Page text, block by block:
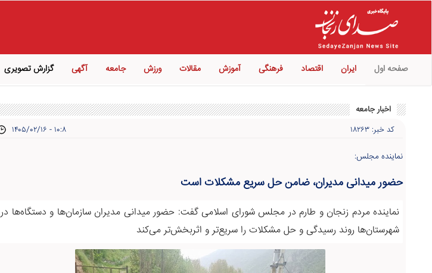
صفحه اول ایران اقتصاد فرهنگی آموزش مقالات ورزش جامعه آگهی گزارش تصویری
اخبار جامعه
کد خبر: ۱۸۲۶۳ ۱۴۰۵/۰۲/۱۶ - ۱۰:۸
نماینده مجلس:
حضور میدانی مدیران، ضامن حل سریع‌ مشکلات است
نماینده مردم زنجان و طارم در مجلس شورای اسلامی گفت: حضور میدانی مدیران سازمان‌ها و دستگاه‌ها در
شهرستان‌ها روند رسیدگی و حل مشکلات را سریع‌تر و اثربخش‌تر می‌کند